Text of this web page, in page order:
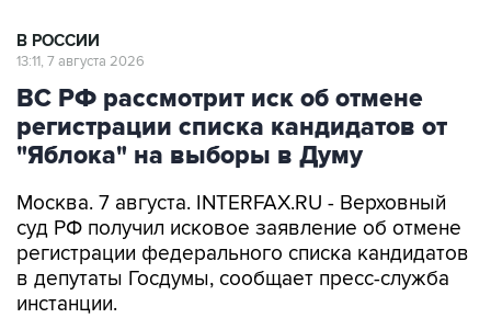
В РОССИИ
13:11, 7 августа 2026
ВС РФ рассмотрит иск об отмене
регистрации списка кандидатов от
"Яблока" на выборы в Думу
Москва. 7 августа. INTERFAX.RU - Верховный
суд РФ получил исковое заявление об отмене
регистрации федерального списка кандидатов
в депутаты Госдумы, сообщает пресс-служба
инстанции.